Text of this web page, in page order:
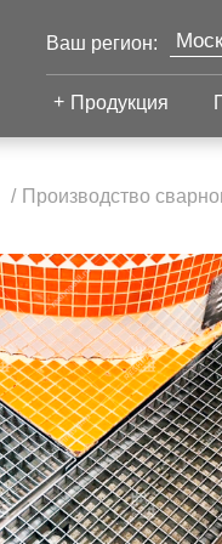
Ваш регион:
Продукция
Настил с
противоскольжением
Настил для стеллажей
Настил для морских
платформ
Производство